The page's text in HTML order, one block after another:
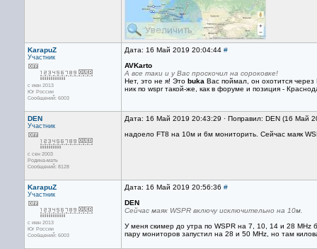
KarapuZ
Участник
с июн 2013
Юг России
Сообщений: 6003
Дата: 16 Май 2019 20:04:44 #
AVKarto
А все таки и у Вас проскочил на сороковке!
Нет, это не я! Это buka Вас поймал, он охотится
ник по wspr такой-же, как в форуме и позиция -
DEN
Участник
с сен 2003
Родина-мать
Сообщений: 8128
Дата: 16 Май 2019 20:43:29 · Поправил: DEN (16 Май
надоело FT8 на 10м и 6м мониторить. Сейчас маяк
KarapuZ
Участник
с июн 2013
Юг России
Сообщений: 6003
Дата: 16 Май 2019 20:56:36 #
DEN
Сейчас маяк WSPR включу исключительно на 10м.
У меня скимер до утра по WSPR на 7, 10, 14 и 28 MHz
пару мониторов запустил на 28 и 50 MHz, но там